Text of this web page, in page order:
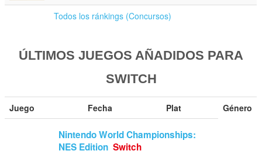
Todos los ránkings (Concursos)
ÚLTIMOS JUEGOS AÑADIDOS PARA
SWITCH
Juego Fecha Plat Género
Nintendo World Championships:
NES Edition Switch